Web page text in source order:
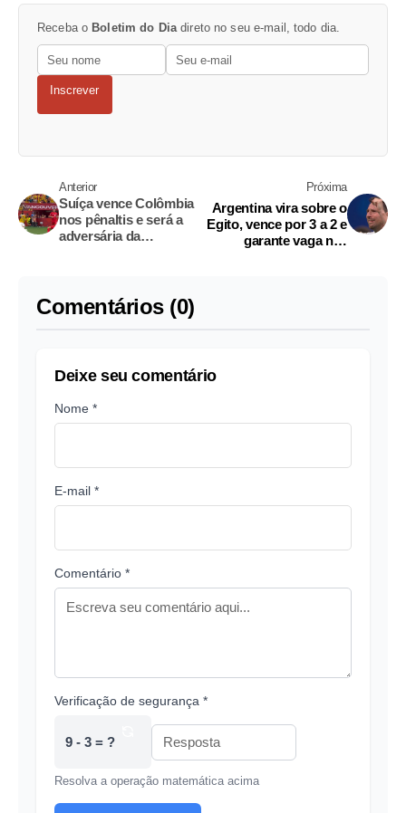
Receba o Boletim do Dia direto no seu e-mail, todo dia.
Inscrever
Anterior
Suíça vence Colômbia
nos pênaltis e será a
adversária da
Próxima
Argentina vira sobre o
Egito, vence por 3 a 2 e
garante vaga nas
Comentários (0)
Deixe seu comentário
Nome *
E-mail *
Comentário *
Verificação de segurança *
9 - 3 = ?
Resolva a operação matemática acima